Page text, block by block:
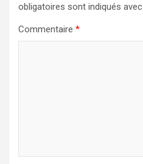
obligatoires sont indiqués avec
Commentaire *